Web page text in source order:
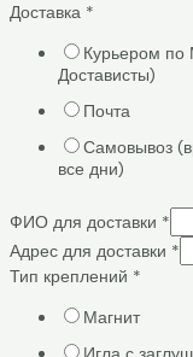
Доставка *
Курьером по
Достависты)
Почта
Самовывоз
все дни)
ФИО для доставки *
Адрес для доставки *
Тип креплений *
Магнит